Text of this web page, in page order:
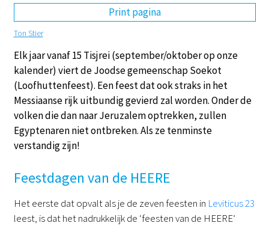
Print pagina
Ton Stier
Elk jaar vanaf 15 Tisjrei (september/oktober op onze
kalender) viert de Joodse gemeenschap Soekot
(Loofhuttenfeest). Een feest dat ook straks in het
Messiaanse rijk uitbundig gevierd zal worden. Onder de
volken die dan naar Jeruzalem optrekken, zullen
Egyptenaren niet ontbreken. Als ze tenminste
verstandig zijn!
Feestdagen van de HEERE
Het eerste dat opvalt als je de zeven feesten in Leviticus 23
leest, is dat het nadrukkelijk de ‘feesten van de HEERE’